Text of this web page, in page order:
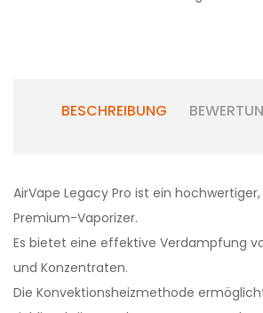
BESCHREIBUNG
AirVape Legacy Pro ist ein
Premium-Vaporizer.
Es bietet eine effektive Verdampfung
und Konzentraten.
Die Konvektionsheizmethode